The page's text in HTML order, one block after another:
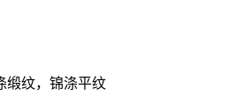
缎纹，锦涤平纹